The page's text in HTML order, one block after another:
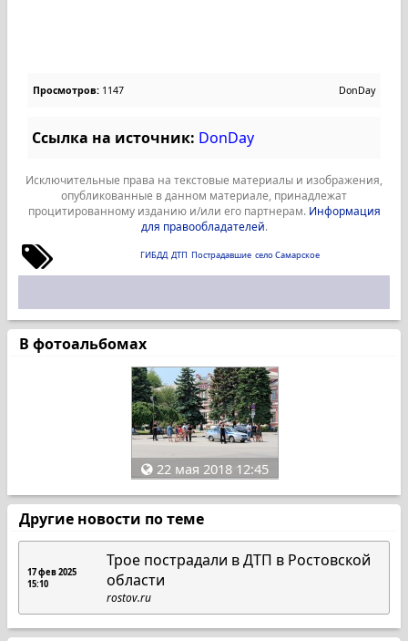
Просмотров: 1147 DonDay
Ссылка на источник: DonDay
Исключительные права на текстовые материалы и изображения,
опубликованные в данном материале, принадлежат
процитированному изданию и/или его партнерам. Информация
для правообладателей.
ГИБДД ДТП Пострадавшие село Самарское
В фотоальбомах
22 мая 2018 12:45
Другие новости по теме
17 фев 2025
15:10
Трое пострадали в ДТП в Ростовской
области
rostov.ru